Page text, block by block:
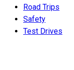
Road Trips
Safety
Test Drives